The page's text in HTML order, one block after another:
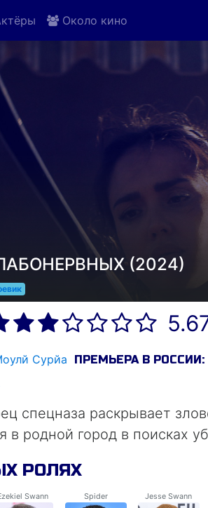
Около кино
(2024)
Сурйа ПРЕМЬЕРА В РОССИИ:
спецназа раскрывает
в родной город в поисках
РОЛЯХ
Swann Spider Jesse Swann